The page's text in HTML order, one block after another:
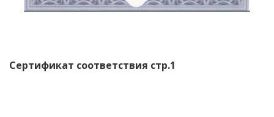
Сертификат соответствия стр.1